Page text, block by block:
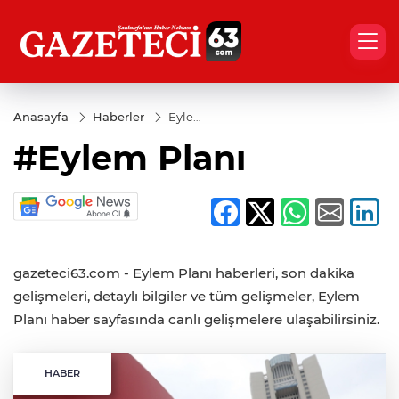
Anasayfa Haberler
Eylem
#Eylem Planı
gazeteci63.com - Eylem Planı haberleri, son dakika
gelişmeleri, detaylı bilgiler ve tüm gelişmeler, Eylem
Planı haber sayfasında canlı gelişmelere ulaşabilirsiniz.
HABER